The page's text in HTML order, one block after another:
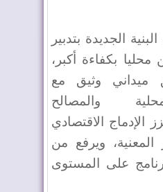
الجديدة بتدبير
بكفاءة أكبر،
ميداني وثيق مع
والمصالح
الإدماج الاقتصادي
المعنية، ويرفع من
على المستوى